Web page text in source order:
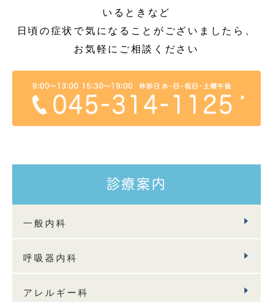
いるときなど
日頃の症状で気になることがございましたら、
お気軽にご相談ください
診療案内
一般内科
呼吸器内科
アレルギー科